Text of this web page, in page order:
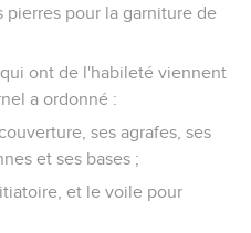
pierres pour la garniture de
ont de l'habileté viennent
a ordonné :
ses agrafes, ses
et ses bases ;
et le voile pour